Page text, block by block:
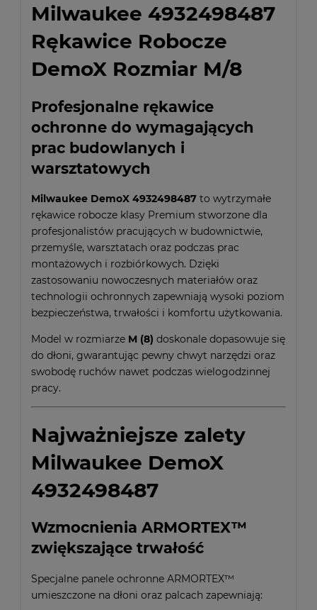
Milwaukee 4932498487
Rękawice Robocze
DemoX Rozmiar M/8
Profesjonalne rękawice
ochronne do wymagających
prac budowlanych i
warsztatowych
Milwaukee DemoX 4932498487 to wytrzymałe
rękawice robocze klasy Premium stworzone dla
profesjonalistów pracujących w budownictwie,
przemyśle, warsztatach oraz podczas prac
montażowych i rozbiórkowych. Dzięki
zastosowaniu nowoczesnych materiałów oraz
technologii ochronnych zapewniają wysoki poziom
bezpieczeństwa, trwałości i komfortu użytkowania.
Model w rozmiarze M (8) doskonale dopasowuje się
do dłoni, gwarantując pewny chwyt narzędzi oraz
swobodę ruchów nawet podczas wielogodzinnej
pracy.
Najważniejsze zalety
Milwaukee DemoX
4932498487
Wzmocnienia ARMORTEX™
zwiększające trwałość
Specjalne panele ochronne ARMORTEX™
umieszczone na dłoni oraz palcach zapewniają: